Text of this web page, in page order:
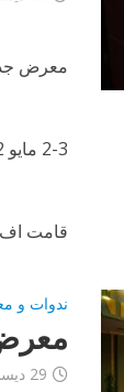
معرض
2-3 مايو 2012
قامت اف
ندوات و
معرض
29 ديسمبر، 2012